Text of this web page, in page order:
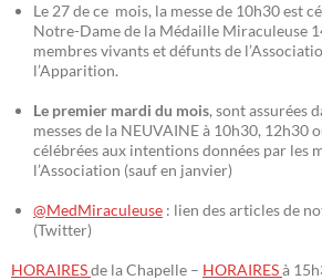
Le 27 de ce mois, la messe de 10h30 est
Notre-Dame de la Médaille Miraculeuse
membres vivants et défunts de
l’Apparition.
Le premier mardi du mois, sont assurées
messes de la NEUVAINE à 10h30, 12h30
célébrées aux intentions données par les
l’Association (sauf en janvier)
@MedMiraculeuse : lien des articles de
(Twitter)
HORAIRESde la Chapelle – HORAIRESà